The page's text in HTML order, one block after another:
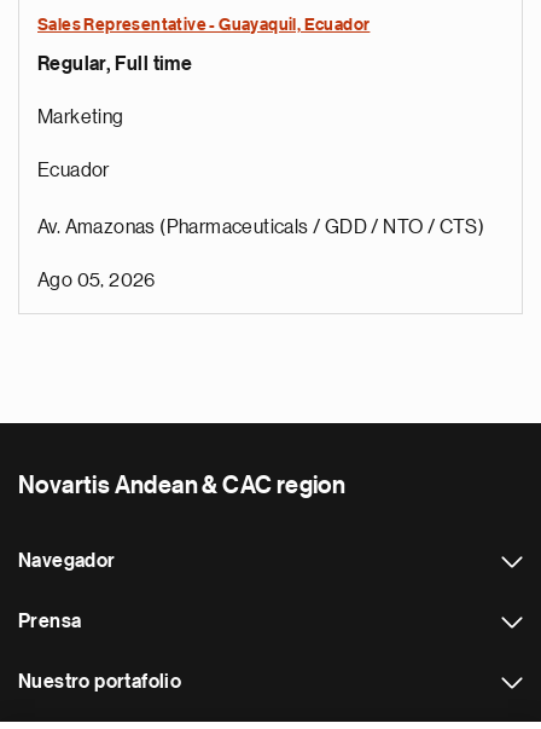
Sales Representative - Guayaquil, Ecuador
Regular, Full time
Marketing
Ecuador
Av. Amazonas (Pharmaceuticals / GDD / NTO / CTS)
Ago 05, 2026
Novartis Andean & CAC region
Navegador
Prensa
Nuestro portafolio